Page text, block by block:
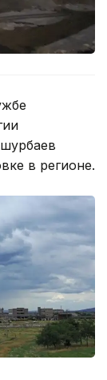
в регионе.